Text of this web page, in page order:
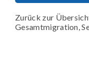
Zurück zur
Gesamtmigration,